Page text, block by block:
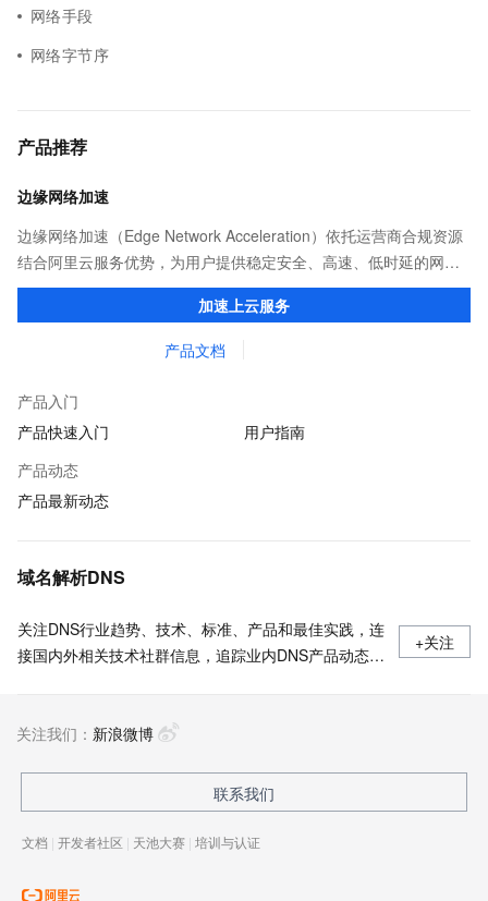
网络手段
网络字节序
产品推荐
边缘网络加速
边缘网络加速（Edge Network Acceleration）依托运营商合规资源
结合阿里云服务优势，为用户提供稳定安全、高速、低时延的网络
传输，解决客户不同站点的连接、组网、数据安全传输、业务质量
加速上云服务
产品文档
产品入门
产品快速入门
用户指南
产品动态
产品最新动态
域名解析DNS
关注DNS行业趋势、技术、标准、产品和最佳实践，连
接国内外相关技术社群信息，追踪业内DNS产品动态，
+关注
关注我们： 新浪微博
联系我们
文档 | 开发者社区 | 天池大赛 | 培训与认证